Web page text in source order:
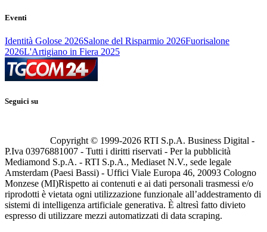
Eventi
Identità Golose 2026Salone del Risparmio 2026Fuorisalone
2026L'Artigiano in Fiera 2025
Seguici su
Copyright © 1999-2026 RTI S.p.A. Business Digital -
P.Iva 03976881007 - Tutti i diritti riservati - Per la pubblicità
Mediamond S.p.A. - RTI S.p.A., Mediaset N.V., sede legale
Amsterdam (Paesi Bassi) - Uffici Viale Europa 46, 20093 Cologno
Monzese (MI)Rispetto ai contenuti e ai dati personali trasmessi e/o
riprodotti è vietata ogni utilizzazione funzionale all’addestramento di
sistemi di intelligenza artificiale generativa. È altresì fatto divieto
espresso di utilizzare mezzi automatizzati di data scraping.